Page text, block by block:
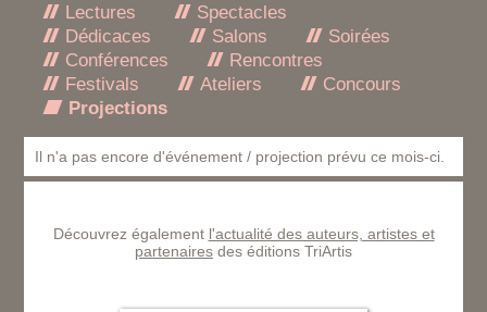
Lectures
Spectacles
Dédicaces
Salons
Soirées
Conférences
Rencontres
Festivals
Ateliers
Concours
Projections
Il n'a pas encore d'événement / projection prévu ce mois-ci.
Découvrez également l'actualité des auteurs, artistes et
partenaires des éditions TriArtis